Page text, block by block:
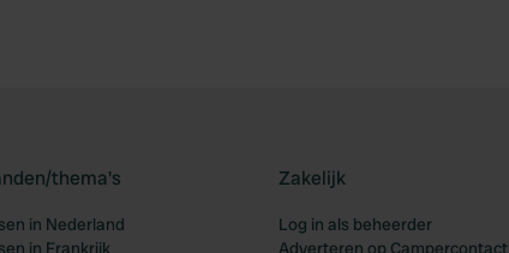
thema's
in Nederland
in Frankrijk
Zakelijk
Log in als beheerder
Adverteren op Campercontact